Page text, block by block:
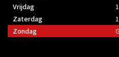
Vrijdag
Zaterdag
Zondag